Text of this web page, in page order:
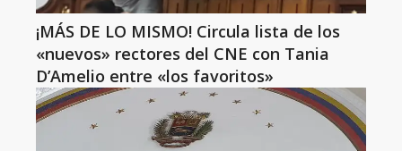
¡MÁS DE LO MISMO! Circula lista de los
«nuevos» rectores del CNE con Tania
D’Amelio entre «los favoritos»